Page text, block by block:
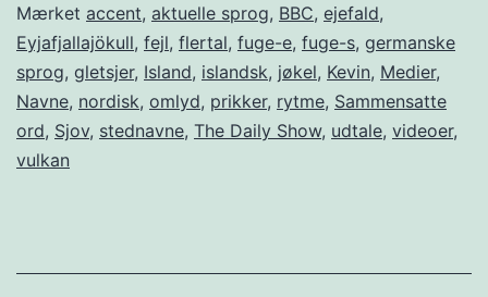
Mærket accent, aktuelle sprog, BBC, ejefald,
Eyjafjallajökull, fejl, flertal, fuge-e, fuge-s, germanske
sprog, gletsjer, Island, islandsk, jøkel, Kevin, Medier,
Navne, nordisk, omlyd, prikker, rytme, Sammensatte
ord, Sjov, stednavne, The Daily Show, udtale, videoer,
vulkan